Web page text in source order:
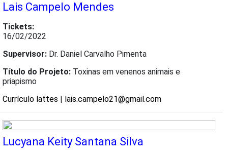
Lais Campelo Mendes
Tickets:
16/02/2022
Supervisor: Dr. Daniel Carvalho Pimenta
Título do Projeto: Toxinas em venenos animais e
priapismo
Currículo lattes | lais.campelo21@gmail.com
Lucyana Keity Santana Silva